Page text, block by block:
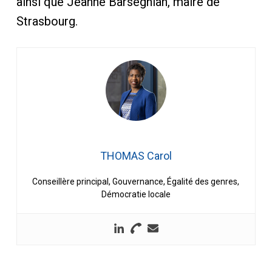
Strasbourg.
THOMAS Carol
Conseillère principal, Gouvernance, Égalité des genres,
Démocratie locale